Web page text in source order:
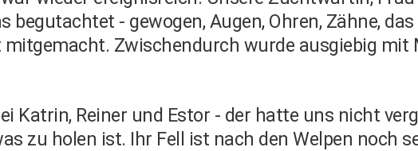
begutachtet - gewogen, Augen, Ohren, Zähne,
Zwischendurch wurde ausgiebig mit
Katrin, Reiner und Estor - der hatte uns nicht
zu holen ist. Ihr Fell ist nach den Welpen noch